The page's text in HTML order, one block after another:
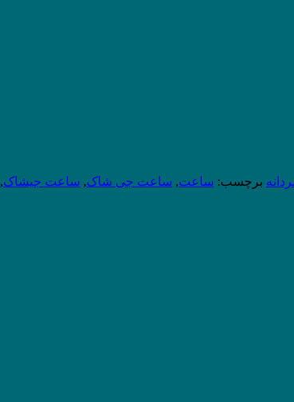
برچسب: ساعت, ساعت جی شاک, ساعت جیشاک,